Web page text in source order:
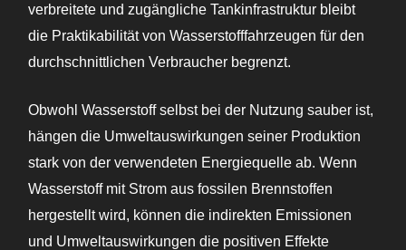
verbreitete und zugängliche Tankinfrastruktur bleibt
die Praktikabilität von Wasserstofffahrzeugen für den
durchschnittlichen Verbraucher begrenzt.
Obwohl Wasserstoff selbst bei der Nutzung sauber ist,
hängen die Umweltauswirkungen seiner Produktion
stark von der verwendeten Energiequelle ab. Wenn
Wasserstoff mit Strom aus fossilen Brennstoffen
hergestellt wird, können die indirekten Emissionen
und Umweltauswirkungen die positiven Effekte